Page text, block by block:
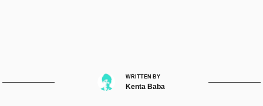
WRITTEN BY
Kenta Baba